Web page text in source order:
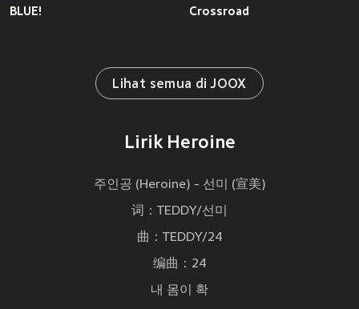
BLUE! Crossroad
Lihat semua di JOOX
Lirik Heroine
주인공 (Heroine) - 선미 (宣美)
词：TEDDY/선미
曲：TEDDY/24
编曲：24
내 몸이 확